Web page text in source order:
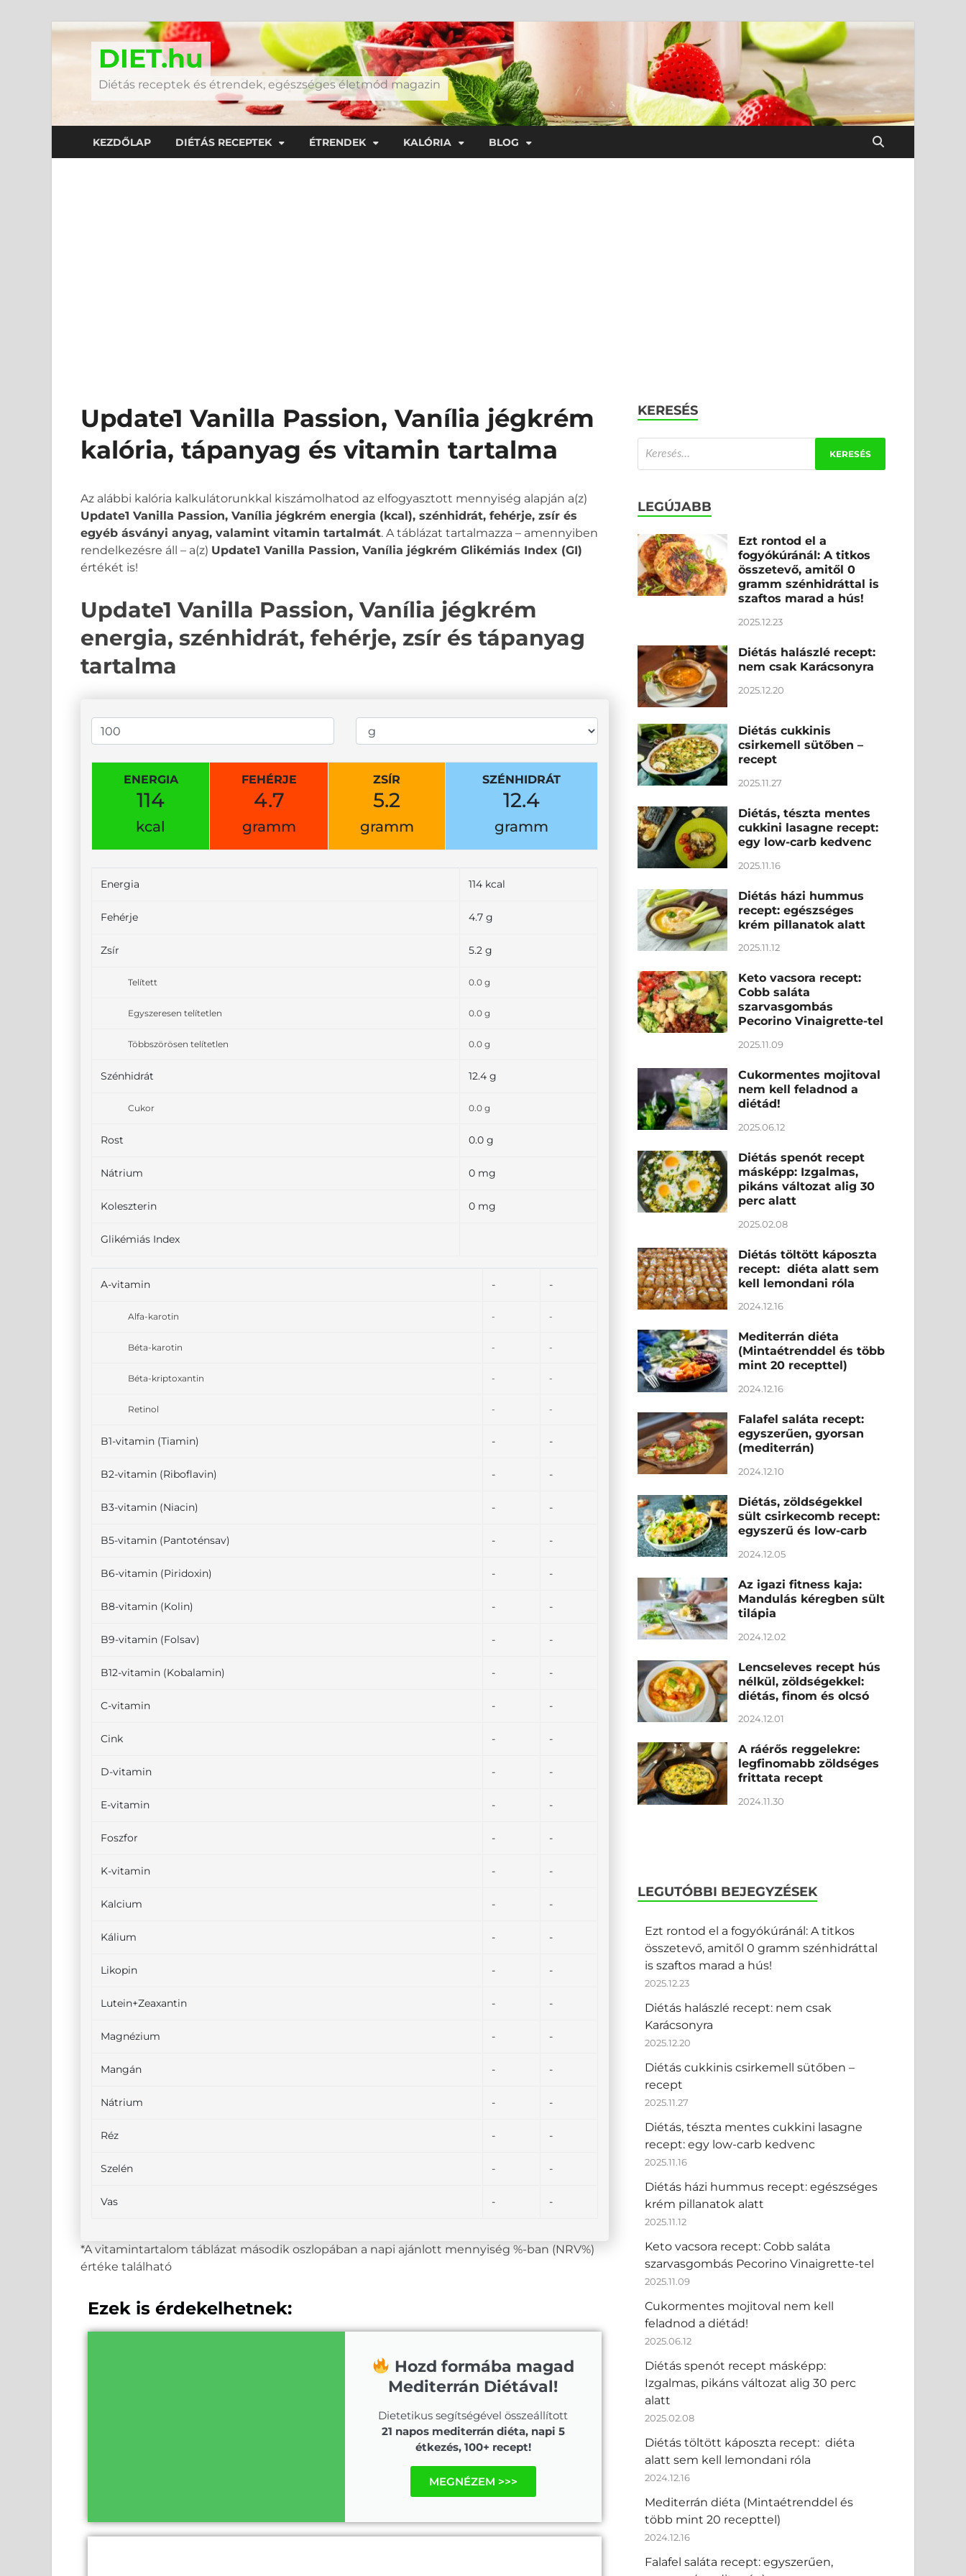
DIET.hu
Diétás receptek és étrendek, egészséges életmód magazin
KEZDŐLAP DIÉTÁS RECEPTEK ÉTRENDEK KALÓRIA BLOG
Update1 Vanilla Passion, Vanília jégkrém
kalória, tápanyag és vitamin tartalma
Az alábbi kalória kalkulátorunkkal kiszámolhatod az elfogyasztott mennyiség alapján a(z)
Update1 Vanilla Passion, Vanília jégkrém energia (kcal), szénhidrát, fehérje, zsír és
egyéb ásványi anyag, valamint vitamin tartalmát. A táblázat tartalmazza – amennyiben
rendelkezésre áll – a(z) Update1 Vanilla Passion, Vanília jégkrém Glikémiás Index (GI)
értékét is!
Update1 Vanilla Passion, Vanília jégkrém
energia, szénhidrát, fehérje, zsír és tápanyag
tartalma
ENERGIA
114
kcal
FEHÉRJE
4.7
gramm
ZSÍR
5.2
gramm
SZÉNHIDRÁT
12.4
gramm
Energia 114 kcal
Fehérje 4.7 g
Zsír 5.2 g
Telített 0.0 g
Egyszeresen telítetlen 0.0 g
Többszörösen telítetlen 0.0 g
Szénhidrát 12.4 g
Cukor 0.0 g
Rost 0.0 g
Nátrium 0 mg
Koleszterin 0 mg
Glikémiás Index
A-vitamin - -
Alfa-karotin - -
Béta-karotin - -
Béta-kriptoxantin - -
Retinol - -
B1-vitamin (Tiamin) - -
B2-vitamin (Riboflavin) - -
B3-vitamin (Niacin) - -
B5-vitamin (Pantoténsav) - -
B6-vitamin (Piridoxin) - -
B8-vitamin (Kolin) - -
B9-vitamin (Folsav) - -
B12-vitamin (Kobalamin) - -
C-vitamin - -
Cink - -
D-vitamin - -
E-vitamin - -
Foszfor - -
K-vitamin - -
Kalcium - -
Kálium - -
Likopin - -
Lutein+Zeaxantin - -
Magnézium - -
Mangán - -
Nátrium - -
Réz - -
Szelén - -
Vas - -
*A vitamintartalom táblázat második oszlopában a napi ajánlott mennyiség %-ban (NRV%)
értéke található
Ezek is érdekelhetnek:
Hozd formába magad
Mediterrán Diétával!
Dietetikus segítségével összeállított
21 napos mediterrán diéta, napi 5
étkezés, 100+ recept!
MEGNÉZEM >>>
KERESÉS
LEGÚJABB
Ezt rontod el a
fogyókúránál: A titkos
összetevő, amitől 0
gramm szénhidráttal is
szaftos marad a hús!
2025.12.23
Diétás halászlé recept:
nem csak Karácsonyra
2025.12.20
Diétás cukkinis
csirkemell sütőben –
recept
2025.11.27
Diétás, tészta mentes
cukkini lasagne recept:
egy low-carb kedvenc
2025.11.16
Diétás házi hummus
recept: egészséges
krém pillanatok alatt
2025.11.12
Keto vacsora recept:
Cobb saláta
szarvasgombás
Pecorino Vinaigrette-tel
2025.11.09
Cukormentes mojitoval
nem kell feladnod a
diétád!
2025.06.12
Diétás spenót recept
másképp: Izgalmas,
pikáns változat alig 30
perc alatt
2025.02.08
Diétás töltött káposzta
recept: diéta alatt sem
kell lemondani róla
2024.12.16
Mediterrán diéta
(Mintaétrenddel és több
mint 20 recepttel)
2024.12.16
Falafel saláta recept:
egyszerűen, gyorsan
(mediterrán)
2024.12.10
Diétás, zöldségekkel
sült csirkecomb recept:
egyszerű és low-carb
2024.12.05
Az igazi fitness kaja:
Mandulás kéregben sült
tilápia
2024.12.02
Lencseleves recept hús
nélkül, zöldségekkel:
diétás, finom és olcsó
2024.12.01
A ráérős reggelekre:
legfinomabb zöldséges
frittata recept
2024.11.30
LEGUTÓBBI BEJEGYZÉSEK
Ezt rontod el a fogyókúránál: A titkos
összetevő, amitől 0 gramm szénhidráttal
is szaftos marad a hús!
2025.12.23
Diétás halászlé recept: nem csak
Karácsonyra
2025.12.20
Diétás cukkinis csirkemell sütőben –
recept
2025.11.27
Diétás, tészta mentes cukkini lasagne
recept: egy low-carb kedvenc
2025.11.16
Diétás házi hummus recept: egészséges
krém pillanatok alatt
2025.11.12
Keto vacsora recept: Cobb saláta
szarvasgombás Pecorino Vinaigrette-tel
2025.11.09
Cukormentes mojitoval nem kell
feladnod a diétád!
2025.06.12
Diétás spenót recept másképp:
Izgalmas, pikáns változat alig 30 perc
alatt
2025.02.08
Diétás töltött káposzta recept: diéta
alatt sem kell lemondani róla
2024.12.16
Mediterrán diéta (Mintaétrenddel és
több mint 20 recepttel)
2024.12.16
Falafel saláta recept: egyszerűen,